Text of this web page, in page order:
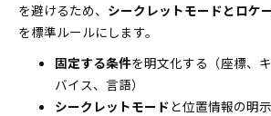
を避けるため、 シークレットモードとロケ
を標準ルールにします。
固定する条件を明文化する（座標、
バイス、言語）
シークレットモードと位置情報の明